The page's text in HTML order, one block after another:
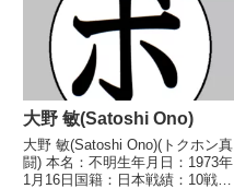
大野 敏(Satoshi Ono)
大野 敏(Satoshi Ono)(トクホン真
闘) 本名：不明生年月日：1973年
1月16日国籍：日本戦績：10戦5